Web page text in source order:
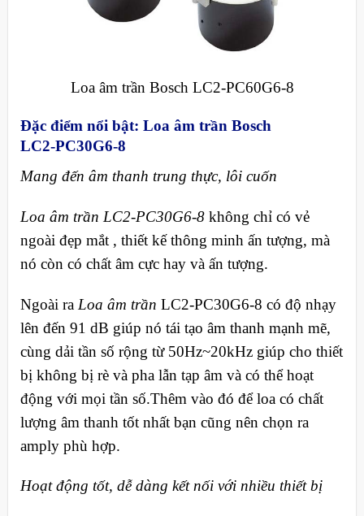
Loa âm trần Bosch LC2-PC60G6-8
Đặc điểm nổi bật: Loa âm trần Bosch
LC2‑PC30G6‑8
Mang đến âm thanh trung thực, lôi cuốn
Loa âm trần LC2‑PC30G6‑8 không chỉ có vẻ
ngoài đẹp mắt , thiết kế thông minh ấn tượng, mà
nó còn có chất âm cực hay và ấn tượng.
Ngoài ra Loa âm trần LC2‑PC30G6‑8 có độ nhạy
lên đến 91 dB giúp nó tái tạo âm thanh mạnh mẽ,
cùng dải tần số rộng từ 50Hz~20kHz giúp cho thiết
bị không bị rè và pha lẫn tạp âm và có thể hoạt
động với mọi tần số.Thêm vào đó để loa có chất
lượng âm thanh tốt nhất bạn cũng nên chọn ra
amply phù hợp.
Hoạt động tốt, dễ dàng kết nối với nhiều thiết bị